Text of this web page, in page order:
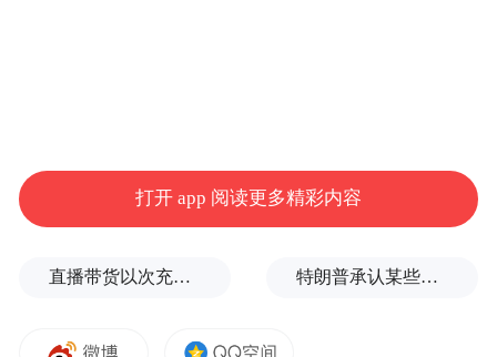
6月12日晚，极目新闻记者联系上这位被托举
的轮椅女孩栾女士，她介绍，这是月初在烟
打开 app 阅读更多精彩内容
直播带货以次充好、拒不发货，算诈骗吗？ 特朗普承认某些弹药供应紧张